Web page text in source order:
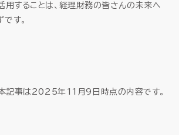
用することは、経理財務の皆さんの未来へ
す。
記事は2025年11月9日時点の内容です。